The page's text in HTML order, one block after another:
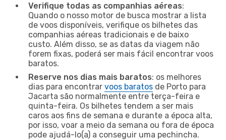
Verifique todas as companhias aéreas:
Quando o nosso motor de busca mostrar a lista
de voos disponíveis, verifique os bilhetes das
companhias aéreas tradicionais e de baixo
custo. Além disso, se as datas da viagem não
forem fixas, poderá ser mais fácil encontrar voos
baratos.
Reserve nos dias mais baratos: os melhores
dias para encontrar voos baratos de Porto para
Jacarta são normalmente entre terça-feira e
quinta-feira. Os bilhetes tendem a ser mais
caros aos fins de semana e durante a época alta,
por isso, voar a meio da semana ou fora de época
pode ajudá-lo(a) a conseguir uma pechincha.